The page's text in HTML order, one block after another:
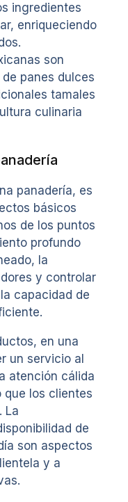
ingredientes
enriqueciendo
son
panes dulces
tamales
culinaria
panadería, es
básicos
de los puntos
profundo
la
y controlar
capacidad de
en una
un servicio al
atención cálida
los clientes
La
de
son aspectos
y a